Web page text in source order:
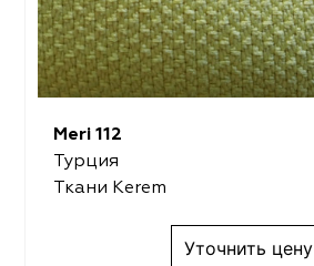
Meri 112
Турция
Ткани Kerem
Уточнить цену